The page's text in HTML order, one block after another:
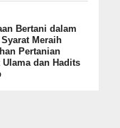
Bertani dalam
Syarat Meraih
Pertanian
Ulama dan Hadits